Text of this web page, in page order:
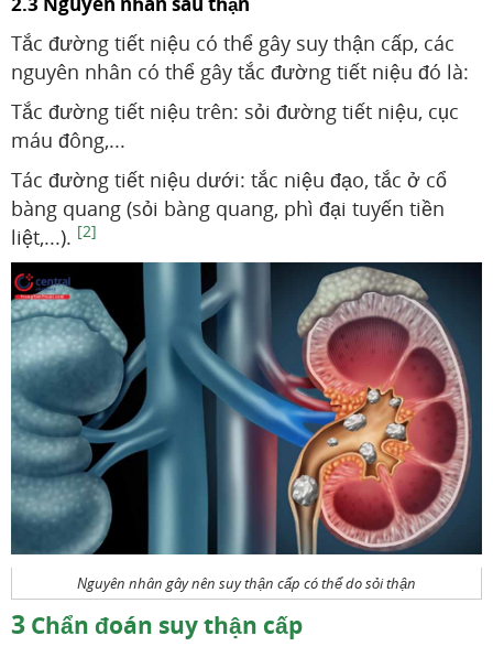
Tắc đường tiết niệu có thể gây suy thận cấp, các
nguyên nhân có thể gây tắc đường tiết niệu đó là:
Tắc đường tiết niệu trên: sỏi đường tiết niệu, cục
máu đông,...
Tác đường tiết niệu dưới: tắc niệu đạo, tắc ở cổ
bàng quang (sỏi bàng quang, phì đại tuyến tiền
liệt,...). [2]
Nguyên nhân gây nên suy thận cấp có thể do sỏi thận
3 Chẩn đoán suy thận cấp